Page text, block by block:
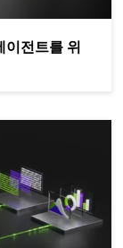
전트를 위